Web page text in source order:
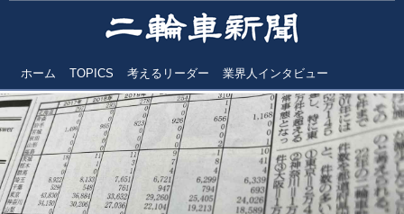
ホーム TOPICS 考えるリーダー 業界人インタビュー